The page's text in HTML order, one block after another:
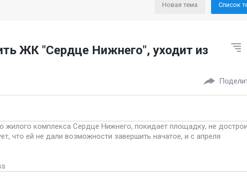
Новая тема Список
ЖК "Сердце Нижнего", уходит из
жилого комплекса Сердце Нижнего, покидает площадку, не
что ей не дали возможности завершить начатое, и с апреля